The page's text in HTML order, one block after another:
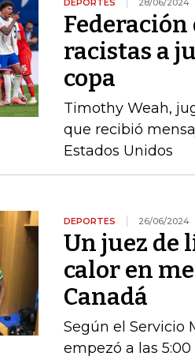
DEPORTES 28/06/2024
Federación
racistas a
copa
Timothy Weah,
que recibió
Estados Unidos
DEPORTES 26/06/2024
Un juez de
calor en
Canadá
Según el Servicio
empezó a las